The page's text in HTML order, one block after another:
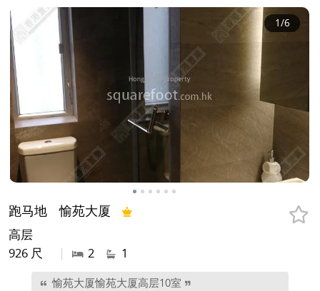
1/6
跑马地 愉苑大厦
高层
926 尺
| 2 1
愉苑大厦愉苑大厦高层10室